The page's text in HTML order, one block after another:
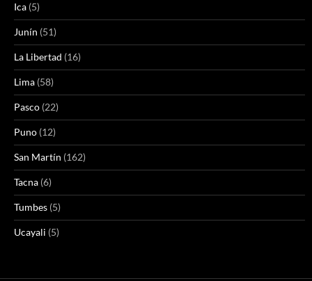
Ica (5)
Junín (51)
La Libertad (16)
Lima (58)
Pasco (22)
Puno (12)
San Martín (162)
Tacna (6)
Tumbes (5)
Ucayali (5)